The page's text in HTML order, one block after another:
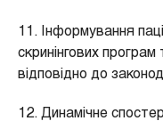
11. Інформування
скринінгових програм
відповідно до
12. Динамічне